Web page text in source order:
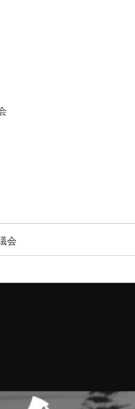
会